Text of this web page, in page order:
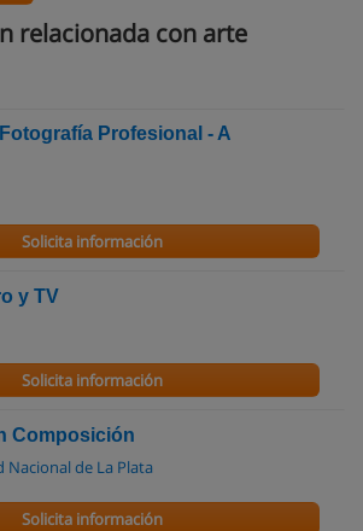
relacionada con arte
Profesional - A
Solicita información
y TV
Solicita información
Composición
Nacional de La Plata
Solicita información